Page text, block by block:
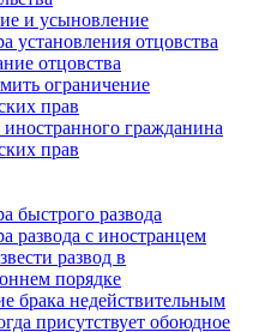
и усыновление
установления отцовства
отцовства
ограничение
прав
гражданина
прав
быстрого развода
развода с иностранцем
развод в
порядке
брака недействительным
присутствует обоюдное